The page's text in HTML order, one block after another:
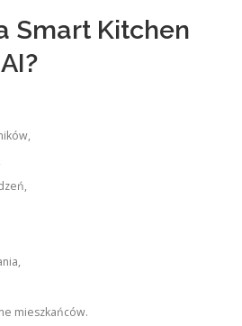
Smart Kitchen
mieszkańców.